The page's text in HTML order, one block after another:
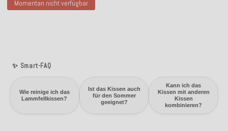
Momentan nicht verfügbar
✨ Smart-FAQ
Wie reinige ich das
Lammfellkissen?
Ist das Kissen auch
für den Sommer
geeignet?
Kann ich das
Kissen mit anderen
Kissen
kombinieren?